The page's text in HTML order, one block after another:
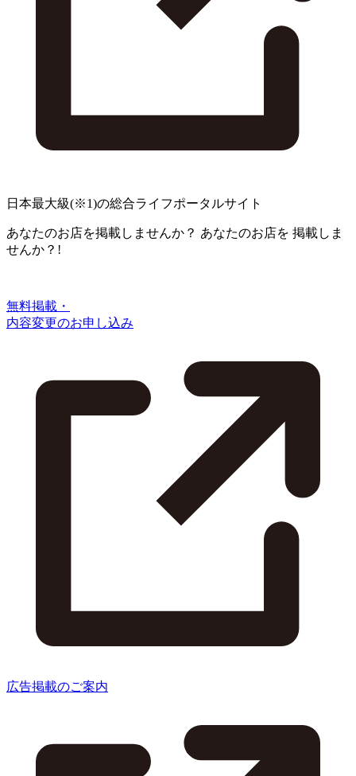
日本最大級(※1)の総合ライフポータルサイト
あなたのお店を掲載しませんか？ あなたのお店を 掲載しま
せんか？!
無料掲載・
内容変更のお申し込み
広告掲載のご案内